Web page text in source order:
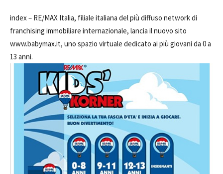
index – RE/MAX Italia, filiale italiana del più diffuso network di
franchising immobiliare internazionale, lancia il nuovo sito
www.babymax.it, uno spazio virtuale dedicato ai più giovani da 0 a
13 anni.